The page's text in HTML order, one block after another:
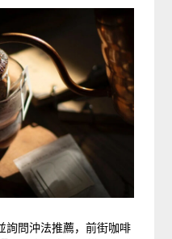
詢問沖法推薦，前街咖啡